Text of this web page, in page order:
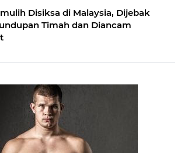
Disiksa di Malaysia, Dijebak
Timah dan Diancam